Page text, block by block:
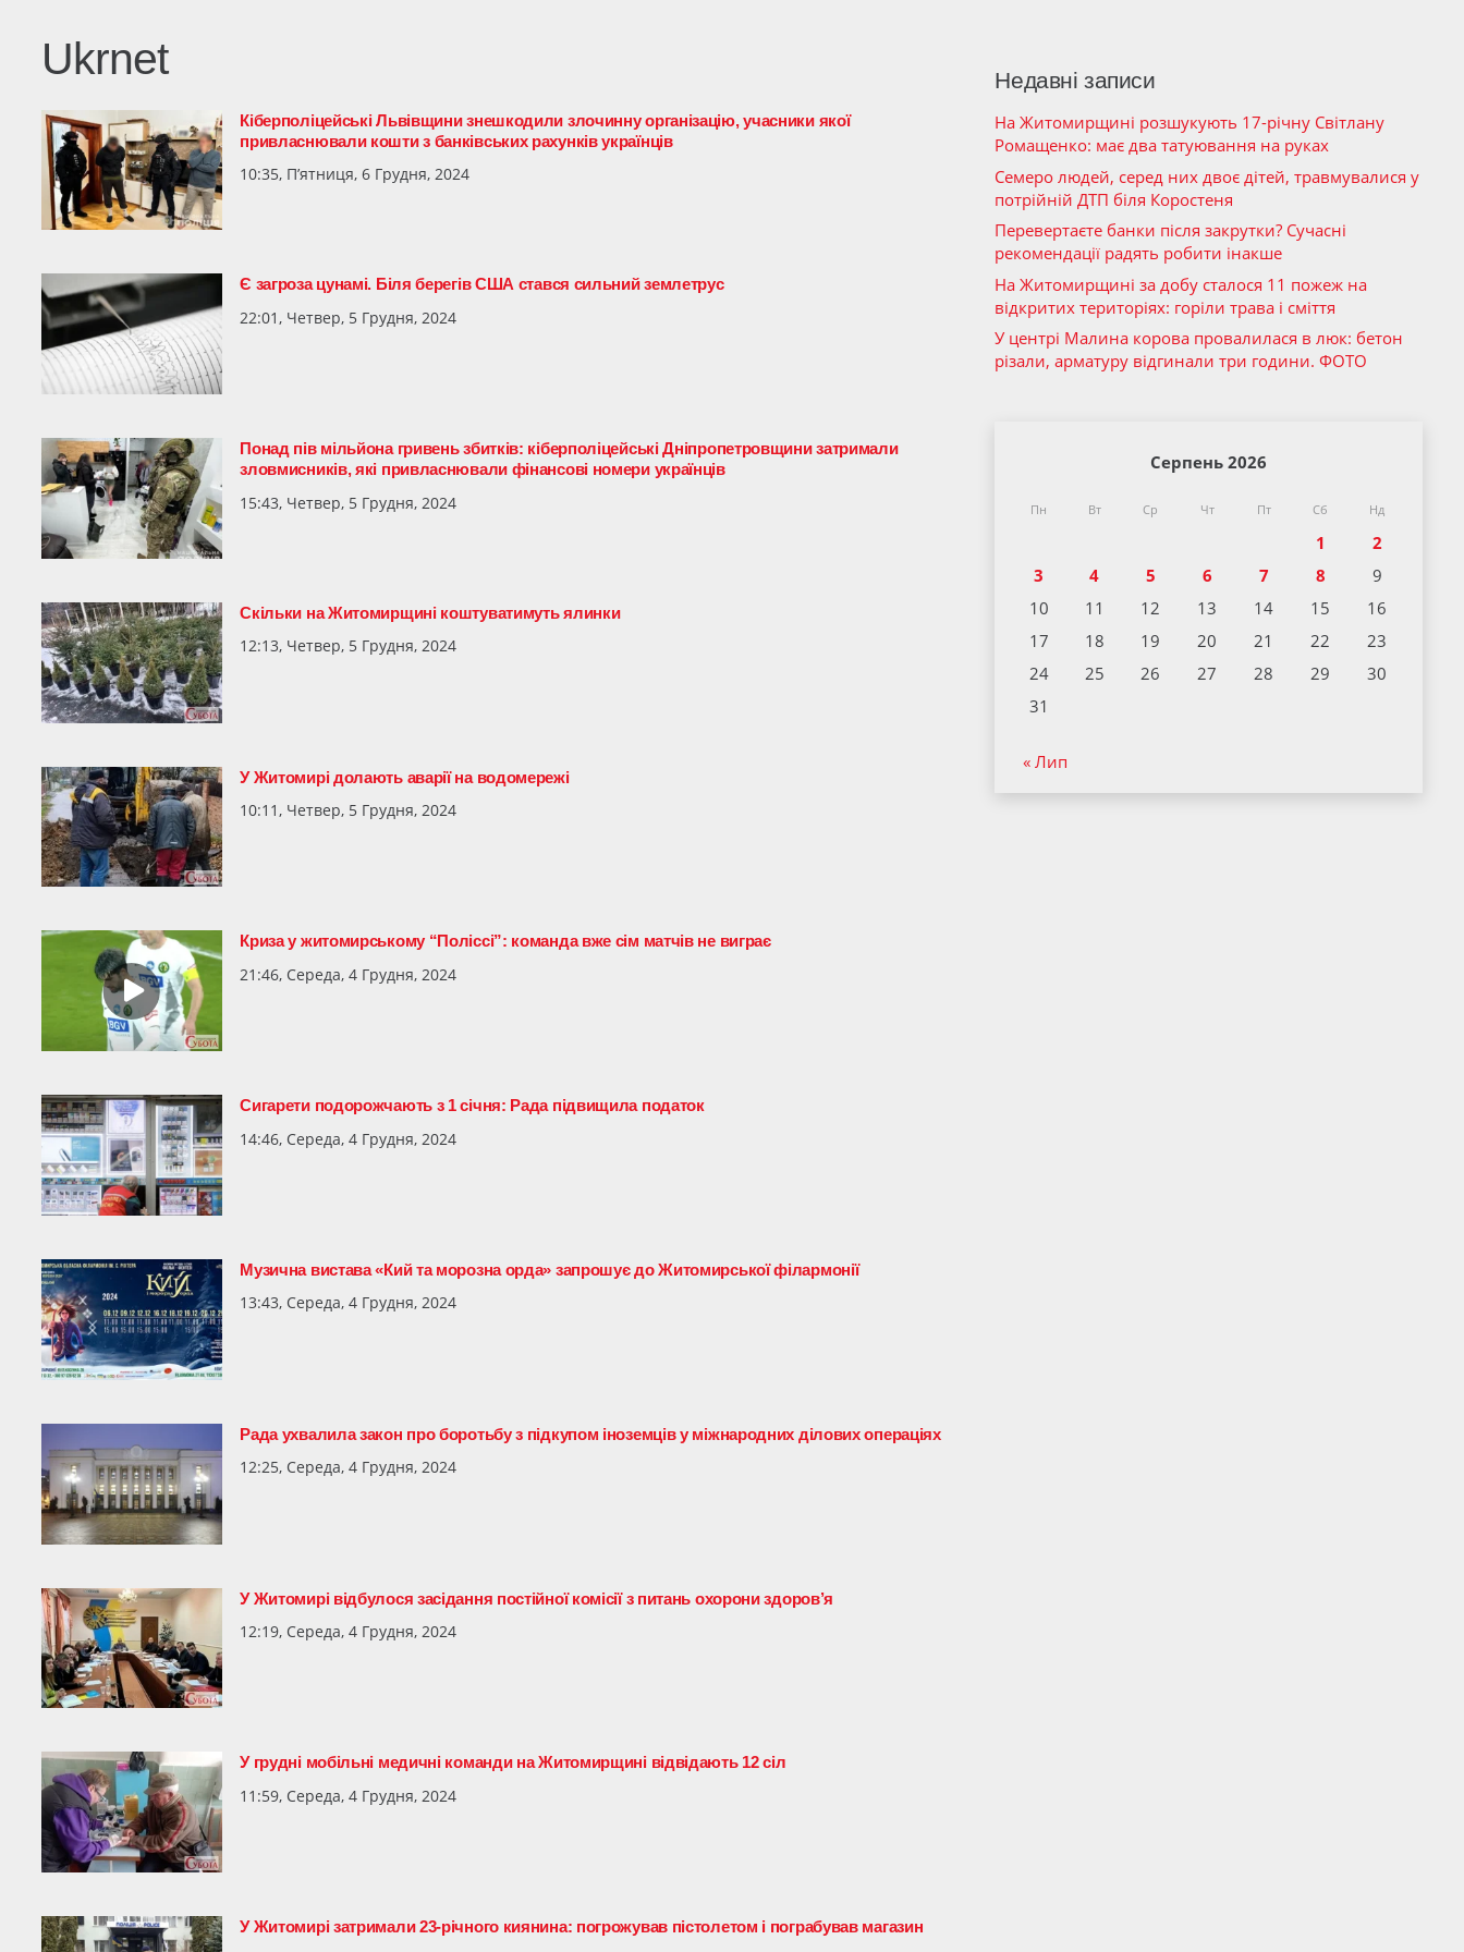
Ukrnet
Кіберполіцейські Львівщини знешкодили злочинну організацію, учасники якої
привласнювали кошти з банківських рахунків українців
10:35, П’ятниця, 6 Грудня, 2024
Є загроза цунамі. Біля берегів США стався сильний землетрус
22:01, Четвер, 5 Грудня, 2024
Понад пів мільйона гривень збитків: кіберполіцейські Дніпропетровщини затримали
зловмисників, які привласнювали фінансові номери українців
15:43, Четвер, 5 Грудня, 2024
Скільки на Житомирщині коштуватимуть ялинки
12:13, Четвер, 5 Грудня, 2024
У Житомирі долають аварії на водомережі
10:11, Четвер, 5 Грудня, 2024
Криза у житомирському “Поліссі”: команда вже сім матчів не виграє
21:46, Середа, 4 Грудня, 2024
Сигарети подорожчають з 1 січня: Рада підвищила податок
14:46, Середа, 4 Грудня, 2024
Музична вистава «Кий та морозна орда» запрошує до Житомирської філармонії
13:43, Середа, 4 Грудня, 2024
Рада ухвалила закон про боротьбу з підкупом іноземців у міжнародних ділових операціях
12:25, Середа, 4 Грудня, 2024
У Житомирі відбулося засідання постійної комісії з питань охорони здоров’я
12:19, Середа, 4 Грудня, 2024
У грудні мобільні медичні команди на Житомирщині відвідають 12 сіл
11:59, Середа, 4 Грудня, 2024
У Житомирі затримали 23-річного киянина: погрожував пістолетом і пограбував магазин
Недавні записи
На Житомирщині розшукують 17-річну Світлану
Ромащенко: має два татуювання на руках
Семеро людей, серед них двоє дітей, травмувалися у
потрійній ДТП біля Коростеня
Перевертаєте банки після закрутки? Сучасні
рекомендації радять робити інакше
На Житомирщині за добу сталося 11 пожеж на
відкритих територіях: горіли трава і сміття
У центрі Малина корова провалилася в люк: бетон
різали, арматуру відгинали три години. ФОТО
Серпень 2026
Пн Вт Ср Чт Пт Сб Нд
1
2
3
4 5 6 7 8
9
10
11 12 13 14 15
16
17
18 19 20 21 22
23
24
25 26 27 28 29
30
31
« Лип